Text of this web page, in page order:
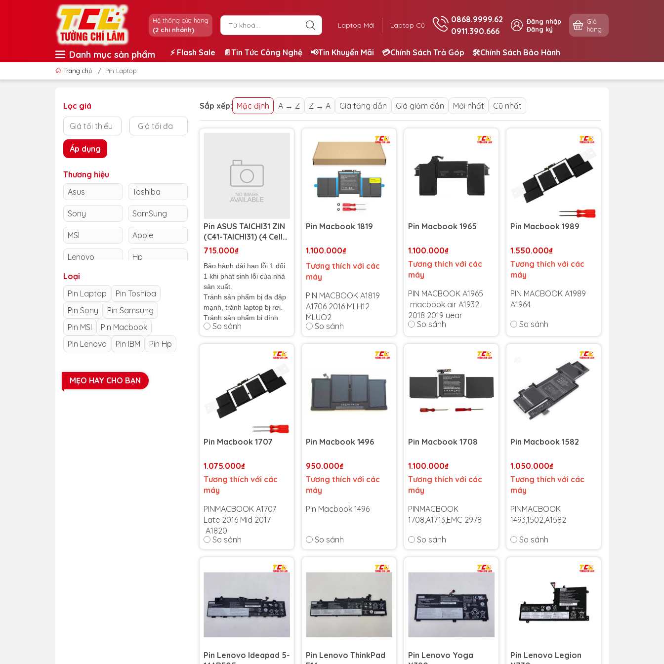
Hệ thống cửa hàng
(2 chi nhánh)
Laptop Mới Laptop Cũ
0868.9999.62
0911.390.666
Đăng nhập
Đăng ký
Giỏ
hàng
Danh mục sản phẩm ⚡️ Flash Sale 📄Tin Tức Công Nghệ 📢Tin Khuyến Mãi 💳Chính Sách Trả Góp 🛠️Chính Sách Bảo Hành
Trang chủ / Pin Laptop
Sắp xếp: Mặc định A → Z Z → A Giá tăng dần Giá giảm dần Mới nhất Cũ nhất
Pin ASUS TAICHI31 ZIN
(C41-TAICHI31) (4 Cell)
(53Wh)
715.000₫
Bảo hành dài hạn lỗi 1 đổi
1 khi phát sinh lỗi của nhà
sản xuất.
Tránh sản phẩm bị đa đập
mạnh, tránh laptop bị rơi.
Tránh sản phẩm bị dính
nước, hạn chế sử dụng và
để laptop trong điều kiện
Cam kết chỉ bán hàng chất
lượng cao, không bán hàng
kém chất lượng, gây ảnh
hưởng đến máy tính của
khách.
So sánh
Pin Macbook 1819
1.100.000₫
Tương thích với các
máy
PIN MACBOOK A1819
A1706 2016 MLH12
MLUQ2
-
Cam kết bảo hành uy
tín toàn quốc!
Lỗi 1 đổi 1 trong suốt
thời gian bảo hành
So sánh
Pin Macbook 1965
1.100.000₫
Tương thích với các
máy
PIN MACBOOK A1965
macbook air A1932
2018 2019 year
Cam kết bảo hành uy
tín toàn quốc!
Lỗi 1 đổi 1 trong suốt
thời gian bảo hành
So sánh
Pin Macbook 1989
1.550.000₫
Tương thích với các
máy
PIN MACBOOK A1989
A1964
Bảo hành 6 tháng-
Lỗi 1 đổi 1 trong suốt
thời gian bảo hành
So sánh
Pin Macbook 1707
1.075.000₫
Tương thích với các
máy
PINMACBOOK A1707
Late 2016 Mid 2017
A1820
-
Cam kết bảo hành uy
Lỗi 1 đổi 1 trong suốt
thời gian bảo hành
So sánh
Pin Macbook 1496
950.000₫
Tương thích với các
máy
Pin Macbook 1496
Bảo hành 6 tháng
Cam kết bảo hành uy
Lỗi 1 đổi 1 trong suốt
So sánh
Pin Macbook 1708
1.100.000₫
Tương thích với các
máy
PINMACBOOK
1708,A1713,EMC 2978
Bảo hành 6 tháng-
Cam kết bảo hành uy
tín toàn quốc!
thời gian bảo hành
So sánh
Pin Macbook 1582
1.050.000₫
Tương thích với các
máy
PINMACBOOK
1493,1502,A1582
Bảo hành 6 tháng-
Cam kết bảo hành uy
Lỗi 1 đổi 1 trong suốt
thời gian bảo hành
So sánh
Pin Lenovo Ideapad 5-
Pin Lenovo ThinkPad
Pin Lenovo Yoga
Pin Lenovo Legion
Lọc giá
Áp dụng
Thương hiệu
Asus
Toshiba
Sony SamSung
MSI Apple
Lenovo
Hp
Loại
Pin Laptop
Pin Toshiba
Pin Sony
Pin Samsung
Pin MSI
Pin Macbook
Pin Lenovo
Pin IBM Pin Hp
MẸO HAY CHO BẠN